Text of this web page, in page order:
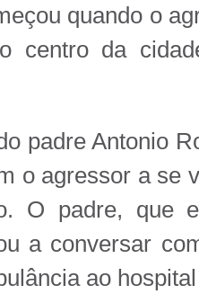
quando o
centro da
padre Antonio
o agressor a se
O padre, que
a conversar
ao